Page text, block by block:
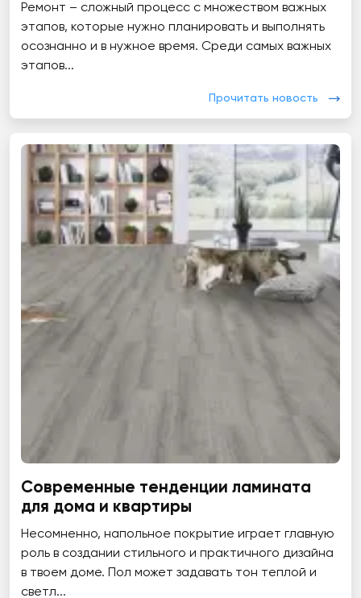
Ремонт – сложный процесс с множеством важных
этапов, которые нужно планировать и выполнять
осознанно и в нужное время. Среди самых важных
этапов...
Прочитать новость
Современные тенденции ламината
для дома и квартиры
Несомненно, напольное покрытие играет главную
роль в создании стильного и практичного дизайна
в твоем доме. Пол может задавать тон теплой и
светл...